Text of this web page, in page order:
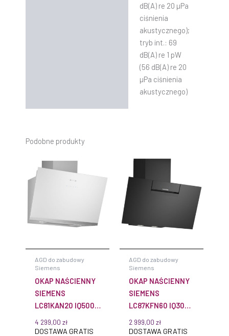
dB(A) re 20 µPa
ciśnienia
akustycznego);
tryb int.: 69
dB(A) re 1 pW
(56 dB(A) re 20
µPa ciśnienia
akustycznego)
Podobne produkty
AGD do zabudowy
Siemens
OKAP NAŚCIENNY
SIEMENS
LC81KAN20 IQ500
80 CM BIAŁE
SZKŁO
4 299,00 zł
DOSTAWA GRATIS
AGD do zabudowy
Siemens
OKAP NAŚCIENNY
SIEMENS
LC87KFN60 IQ300
80 CM CZARNE
SZKŁO
2 999,00 zł
DOSTAWA GRATIS